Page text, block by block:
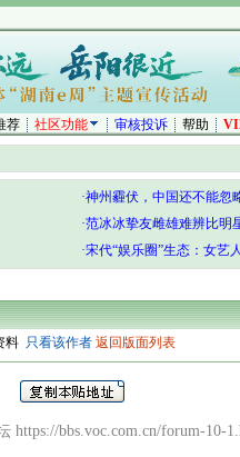
荐 社区功能 审核投诉 帮助
·神州霾伏，中国还不能忽
·范冰冰挚友雌雄难辨比明
·宋代“娱乐圈”生态：女艺
料 只看该作者 返回版面列表
https://bbs.voc.com.cn/forum-10-